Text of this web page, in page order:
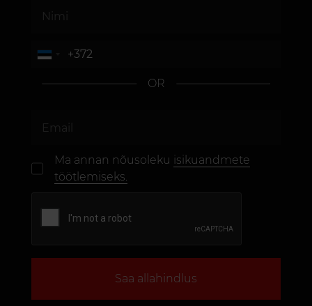
OR
Ma annan nõusoleku isikuandmete
töötlemiseks.
Saa allahindlus